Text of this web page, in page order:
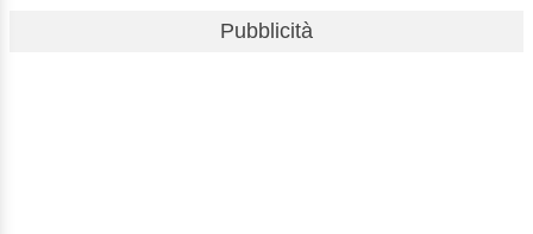
Pubblicità